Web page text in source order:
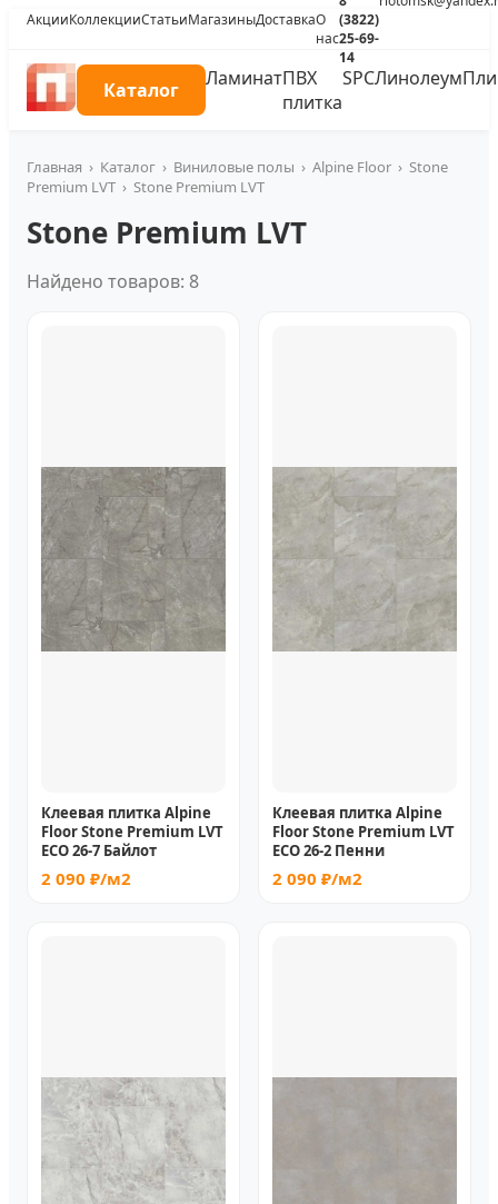
АкцииКоллекцииСтатьиМагазиныДоставкаО
нас
(3822)
25-69-
14
Каталог ЛаминатПВХ
плитка
SPCЛинолеум
Главная › Каталог › Виниловые полы › Alpine Floor › Stone
Premium LVT › Stone Premium LVT
Stone Premium LVT
Найдено товаров: 8
Клеевая плитка Alpine
Floor Stone Premium LVT
ECO 26-7 Байлот
2 090 ₽/м2
Клеевая плитка Alpine
Floor Stone Premium LVT
ECO 26-2 Пенни
2 090 ₽/м2